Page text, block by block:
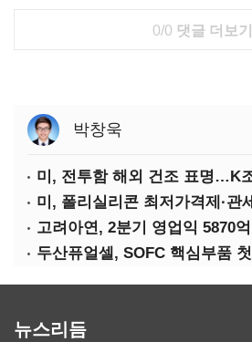
0/0 댓글 더보기
박창욱
미, 전투함 해외 건조 표명…K
고려아연, 2분기 영업익 5870
뉴스리듬